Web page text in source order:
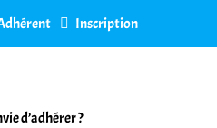
Inscription
d’adhérer ?